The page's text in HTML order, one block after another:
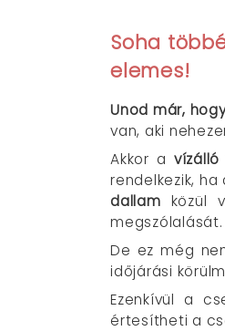
Soha
elemes!
Unod már,
van, aki
Akkor a
rendelkezik,
dallam közül
megszólalását.
De ez még
időjárási
Ezenkívül a
értesítheti a